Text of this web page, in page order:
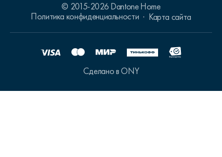
© 2015-2026 Dantone Home
Политика конфиденциальности
Карта сайта
Сделано в ONY